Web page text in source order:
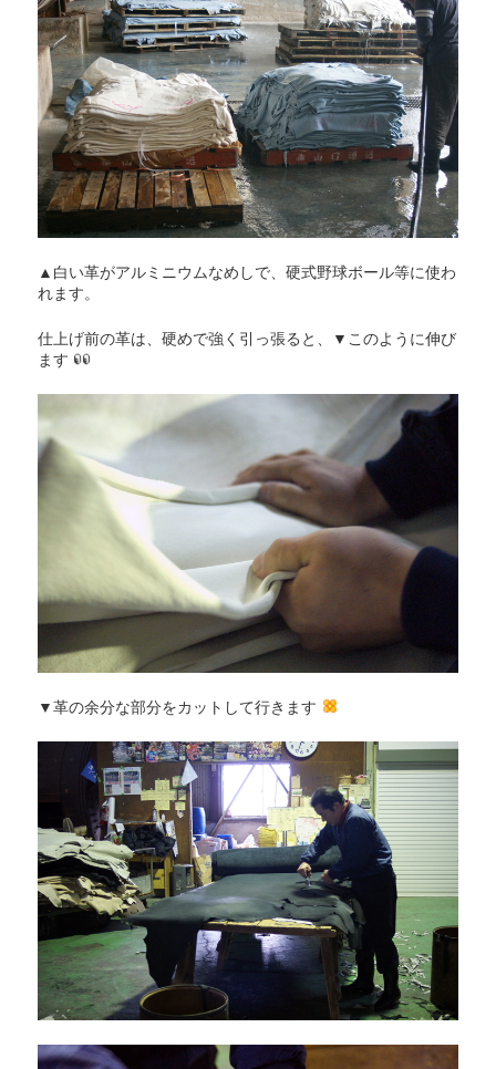
▲白い革がアルミニウムなめしで、硬式野球ボール等に使わ
れます。
仕上げ前の革は、硬めで強く引っ張ると、▼このように伸び
ます
▼革の余分な部分をカットして行きます